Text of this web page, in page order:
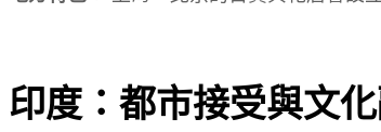
印度：都市接受與文